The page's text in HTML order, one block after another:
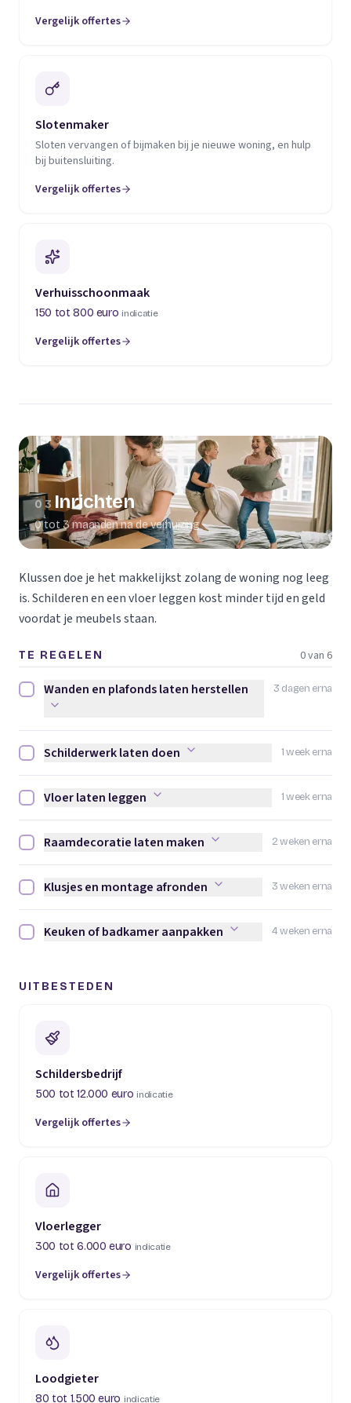
Vergelijk offertes
(opent in een nieuw tabblad)
Slotenmaker
Sloten vervangen of bijmaken bij je nieuwe woning, en hulp
bij buitensluiting.
Vergelijk offertes
(opent in een nieuw tabblad)
Verhuisschoonmaak
150 tot 800 euro indicatie
Vergelijk offertes
(opent in een nieuw tabblad)
03 Inrichten
0 tot 3 maanden na de verhuizing
Klussen doe je het makkelijkst zolang de woning nog leeg
is. Schilderen en een vloer leggen kost minder tijd en geld
voordat je meubels staan.
TE REGELEN 0 van 6
3 dagen erna
Wanden en plafonds laten herstellen afvinken
Wanden en plafonds laten herstellen
1 week erna
Schilderwerk laten doen afvinken
Schilderwerk laten doen
1 week erna
Vloer laten leggen afvinken
Vloer laten leggen
2 weken erna
Raamdecoratie laten maken afvinken
Raamdecoratie laten maken
3 weken erna
Klusjes en montage afronden afvinken
Klusjes en montage afronden
4 weken erna
Keuken of badkamer aanpakken afvinken
Keuken of badkamer aanpakken
UITBESTEDEN
Schildersbedrijf
500 tot 12.000 euro indicatie
Vergelijk offertes
(opent in een nieuw tabblad)
Vloerlegger
300 tot 6.000 euro indicatie
Vergelijk offertes
(opent in een nieuw tabblad)
Loodgieter
80 tot 1.500 euro indicatie